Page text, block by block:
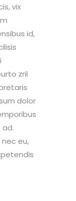
vix
id,
zril
dolor
eu,